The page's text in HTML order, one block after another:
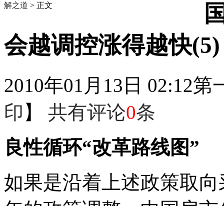
解之道 > 正文
会越调控涨得越快(5)
2010年01月13日 02:12第
印 】 共有评论0条
良性循环“改革路线图”
如果是沿着上述政策取